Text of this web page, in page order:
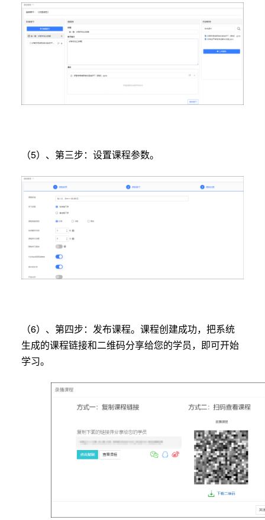
（5）、第三步：设置课程参数。
（6）、第四步：发布课程。课程创建成功，把系统
生成的课程链接和二维码分享给您的学员，即可开始
学习。